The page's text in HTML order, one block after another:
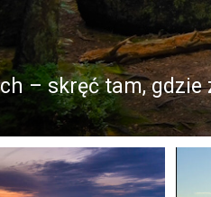
– skręć tam,